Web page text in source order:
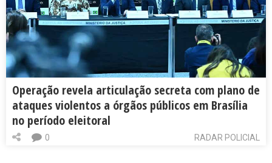
Operação revela articulação secreta com plano de
ataques violentos a órgãos públicos em Brasília
no período eleitoral
RADAR POLICIAL
0